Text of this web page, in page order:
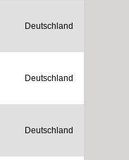
Deutschland
Deutschland
Deutschland